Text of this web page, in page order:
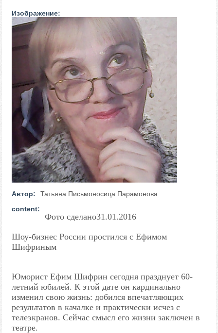
Изображение:
Автор:
Татьяна Письмоносица Парамонова
content:
Фото сделано31.01.2016
Шоу-бизнес России простился с Ефимом
Шифриным
Юморист Ефим Шифрин сегодня празднует 60-
летний юбилей. К этой дате он кардинально
изменил свою жизнь: добился впечатляющих
результатов в качалке и практически исчез с
телеэкранов. Сейчас смысл его жизни заключен в
театре.